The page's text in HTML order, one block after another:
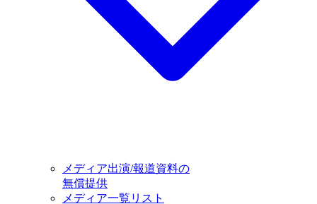
メディア出演/報道資料の
無償提供
メディア一覧リスト